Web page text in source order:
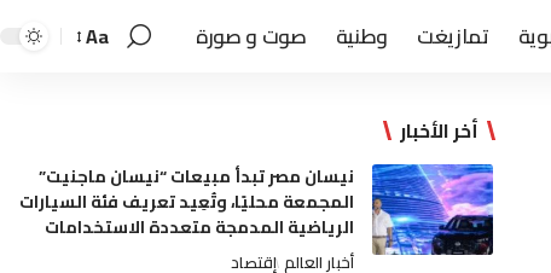
تمازيغت وطنية صوت و صورة Aa
أخر الأخبار
نيسان مصر تبدأ مبيعات “نيسان ماجنيت”
المجمعة محليًا، وتُعِيد تعريف فئة السيارات
الرياضية المدمجة متعددة الاستخدامات
أخبار العالم إقتصاد